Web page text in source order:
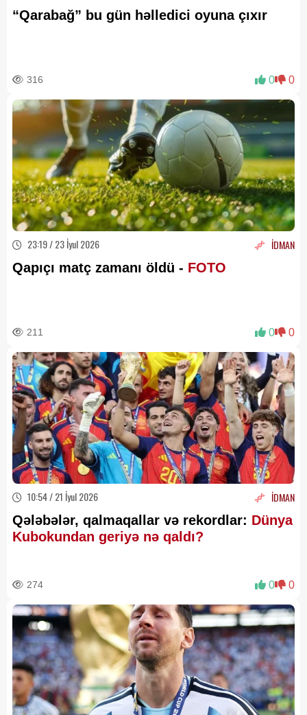
“Qarabağ” bu gün həlledici oyuna çıxır
316 0 0
23:19 / 23 İyul 2026 İDMAN
Qapıçı matç zamanı öldü - FOTO
211 0 0
10:54 / 21 İyul 2026 İDMAN
Qələbələr, qalmaqallar və rekordlar: Dünya
Kubokundan geriyə nə qaldı?
274 0 0